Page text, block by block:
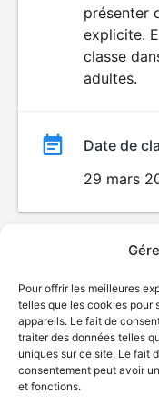
Pour offrir les meilleures
telles que les cookies pour
appareils. Le fait de
traiter des données telles
uniques sur ce site. Le fait
consentement peut avoir
et fonctions.
présenter
explicite.
classe
adultes.
Date de
29 mars